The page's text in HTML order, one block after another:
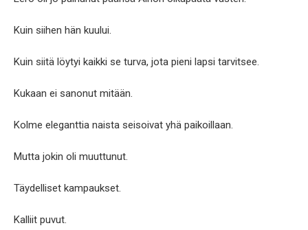
Kuin siihen hän kuului.
Kuin siitä löytyi kaikki se turva, jota pieni lapsi tarvitsee.
Kukaan ei sanonut mitään.
Kolme eleganttia naista seisoivat yhä paikoillaan.
Mutta jokin oli muuttunut.
Täydelliset kampaukset.
Kalliit puvut.